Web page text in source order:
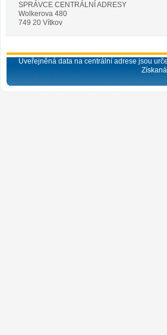
SPRÁVCE CENTRÁLNÍ ADRESY
Wolkerova 480
749 20 Vítkov
Uveřejněná data na centrální adrese jsou